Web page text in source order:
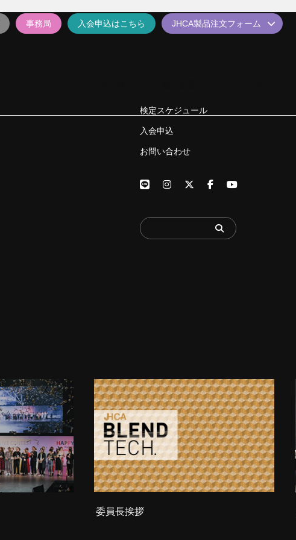
事務局 入会申込はこちら JHCA製品注文フォーム
検定スケジュール
入会申込
お問い合わせ
委員長挨拶